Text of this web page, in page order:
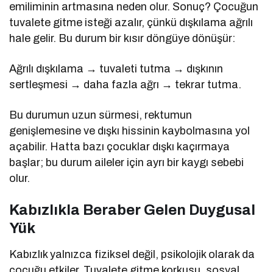
emiliminin artmasına neden olur. Sonuç? Çocuğun
tuvalete gitme isteği azalır, çünkü dışkılama ağrılı
hale gelir. Bu durum bir kısır döngüye dönüşür:
Ağrılı dışkılama → tuvaleti tutma → dışkının
sertleşmesi → daha fazla ağrı → tekrar tutma.
Bu durumun uzun sürmesi, rektumun
genişlemesine ve dışkı hissinin kaybolmasına yol
açabilir. Hatta bazı çocuklar dışkı kaçırmaya
başlar; bu durum aileler için ayrı bir kaygı sebebi
olur.
Kabızlıkla Beraber Gelen Duygusal
Yük
Kabızlık yalnızca fiziksel değil, psikolojik olarak da